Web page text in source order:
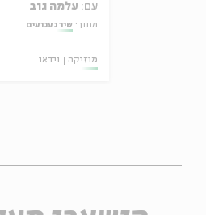
עם: עלמה גוב
מתוך: שיר געגועים
מוזיקה וידאו